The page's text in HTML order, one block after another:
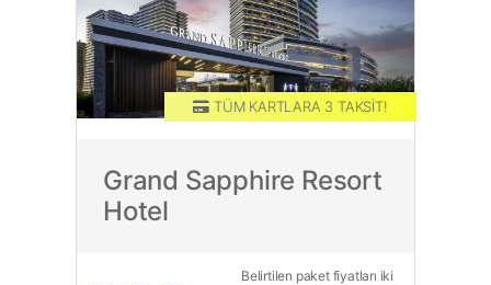
TÜM KARTLARA 3 TAKSİT!
Grand Sapphire Resort
Hotel
Belirtilen paket fiyatları iki